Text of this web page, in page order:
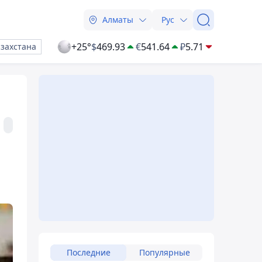
Алматы Рус
+25°$469.93 €541.64 ₽5.71
Последние Популярные